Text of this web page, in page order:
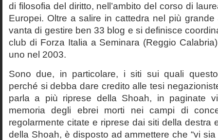
di filosofia del diritto, nell’ambito del corso di
Europei. Oltre a salire in cattedra nel più grande
vanta di gestire ben 33 blog e si definisce
club di Forza Italia a Seminara (Reggio
uno nel 2003.
Sono due, in particolare, i siti sui quali
perché si debba dare credito alle tesi
parla a più riprese della Shoah, in paginate
memoria degli ebrei morti nei campi di
regolarmente citate e riprese dai siti della destra
della Shoah, è disposto ad ammettere che “vi